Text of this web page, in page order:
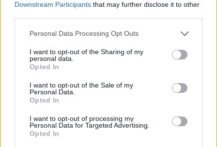
Downstream Participants that may further disclose it to other
Please note that this website/app uses one or more Google
not limited to your visit or usage behaviour. You may click to
grant or deny consent to Google and its third-party tags to
use your data for below specified purposes in below Google
consent section.
Personal Data Processing Opt Outs
I want to opt-out of the Sharing of my
personal data.
Opted In
I want to opt-out of the Sale of my
Personal Data.
Opted In
I want to opt-out of processing my
Personal Data for Targeted Advertising.
Opted In